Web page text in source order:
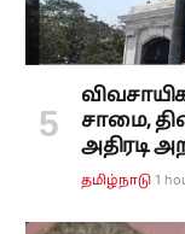
சாமை,
அதிரடி
தமிழ்நாடு 1